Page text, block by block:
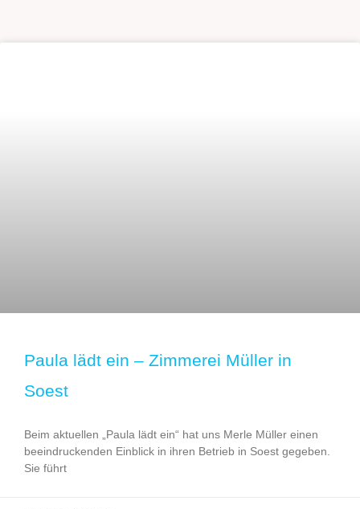
Paula lädt ein – Zimmerei Müller in
Soest
Beim aktuellen „Paula lädt ein“ hat uns Merle Müller einen
beeindruckenden Einblick in ihren Betrieb in Soest gegeben.
Sie führt